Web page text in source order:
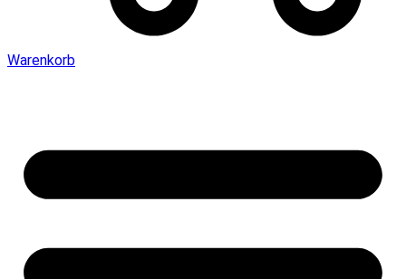
Warenkorb